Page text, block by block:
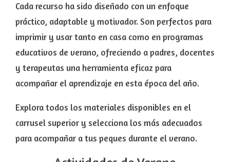
Cada recurso ha sido diseñado con un enfoque
práctico, adaptable y motivador. Son perfectos para
imprimir y usar tanto en casa como en programas
educativos de verano, ofreciendo a padres, docentes
y terapeutas una herramienta eficaz para
acompañar el aprendizaje en esta época del año.
Explora todos los materiales disponibles en el
carrusel superior y selecciona los más adecuados
para acompañar a tus peques durante el verano.